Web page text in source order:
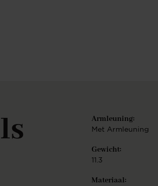
Armleuning:
Met Armleuning
Gewicht:
11.3
Materiaal: